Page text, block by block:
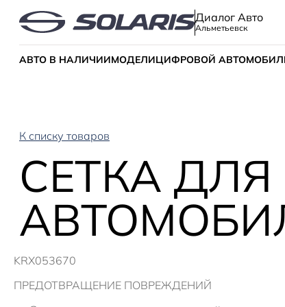
Диалог Авто
Альметьевск
АВТО В НАЛИЧИИМОДЕЛИЦИФРОВОЙ
К списку товаров
СЕТКА
KRX053670
ПРЕДОТВРАЩЕНИЕ ПОВРЕЖДЕНИЙ